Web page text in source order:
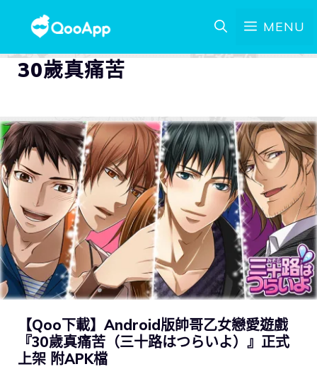
MENU
30歲真痛苦
【Qoo下載】Android版帥哥乙女戀愛遊戲
『30歲真痛苦（三十路はつらいよ）』正式
上架 附APK檔